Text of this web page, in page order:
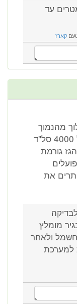
עד
קארז
הילוך מהנמוך
לגבוה מתמהמה ומד הסל"ד עולה ל 4000 סל"ד
גורמת
את
מומלץ
חשמל ולאחר
למערכת